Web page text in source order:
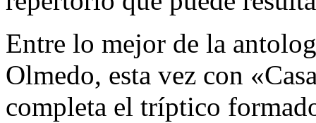
Entre lo mejor de la
Olmedo, esta vez con
completa el tríptico